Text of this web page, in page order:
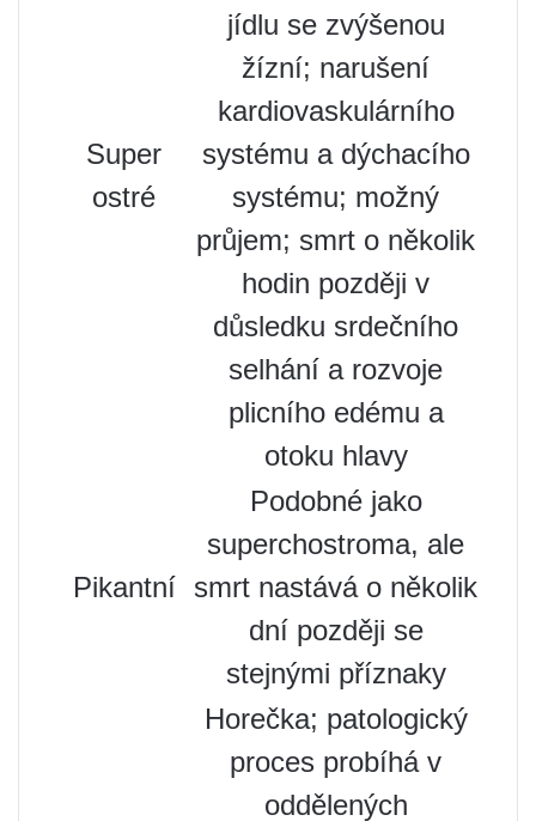
Super
ostré
jídlu se zvýšenou
žízní; narušení
kardiovaskulárního
systému a dýchacího
systému; možný
průjem; smrt o několik
hodin později v
důsledku srdečního
selhání a rozvoje
plicního edému a
otoku hlavy
Pikantní
Podobné jako
superchostroma, ale
smrt nastává o několik
dní později se
stejnými příznaky
Horečka; patologický
proces probíhá v
oddělených